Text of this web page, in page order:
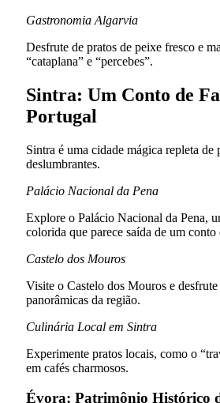
Gastronomia Algarvia
Desfrute de pratos de peixe fresco e
“cataplana” e “percebes”.
Sintra: Um Conto de
Portugal
Sintra é uma cidade mágica repleta de
deslumbrantes.
Palácio Nacional da Pena
Explore o Palácio Nacional da Pena,
colorida que parece saída de um conto
Castelo dos Mouros
Visite o Castelo dos Mouros e desfrute
panorâmicas da região.
Culinária Local em Sintra
Experimente pratos locais, como o
em cafés charmosos.
Évora: Patrimônio Histórico